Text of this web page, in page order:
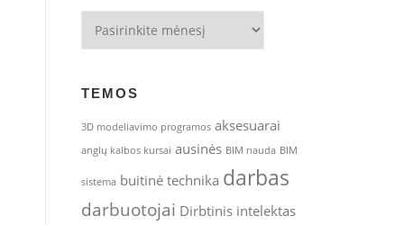
TEMOS
3D modeliavimo programos aksesuarai
anglų kalbos kursai ausinės BIM nauda BIM
sistema buitinė technika darbas
darbuotojai Dirbtinis intelektas